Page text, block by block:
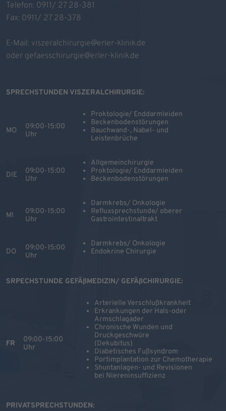
Telefon: 0911/ 27 28-381
Fax: 0911/ 27 28-378
E-Mail: viszeralchirurgie@erler-klinik.de
oder gefaesschirurgie@erler-klinik.de
SPRECHSTUNDEN VISZERALCHIRURGIE:
MO
09:00-15:00
Uhr
Proktologie/ Enddarmleiden
Beckenbodenstörungen
Bauchwand-, Nabel- und
Leistenbrüche
DIE
09:00-15:00
Uhr
Allgemeinchirurgie
Proktologie/ Enddarmleiden
Beckenbodenstörungen
MI
09:00-15:00
Uhr
Darmkrebs/ Onkologie
Refluxsprechstunde/ oberer
Gastrointestinaltrakt
DO
09:00-15:00
Uhr
Darmkrebs/ Onkologie
Endokrine Chirurgie
SRPECHSTUNDE GEFÄßMEDIZIN/ GEFÄßCHIRURGIE:
FR
09:00-15:00
Uhr
Arterielle Verschlußkrankheit
Erkrankungen der Hals-oder
Armschlagader
Chronische Wunden und
Druckgeschwüre
(Dekubitus)
Diabetisches Fußsyndrom
Portimplantation zur Chemotherapie
Shuntanlagen- und Revisionen
bei Niereninsuffizienz
PRIVATSPRECHSTUNDEN: